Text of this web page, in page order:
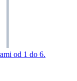
od 1 do 6.